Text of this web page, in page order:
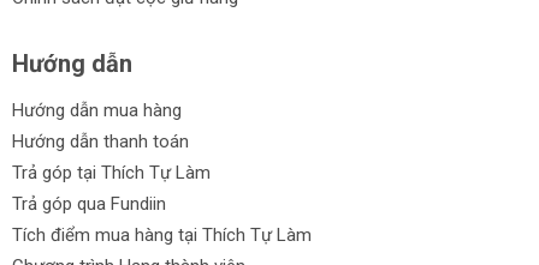
Hướng dẫn
Hướng dẫn mua hàng
Hướng dẫn thanh toán
Trả góp tại Thích Tự Làm
Trả góp qua Fundiin
Tích điểm mua hàng tại Thích Tự Làm